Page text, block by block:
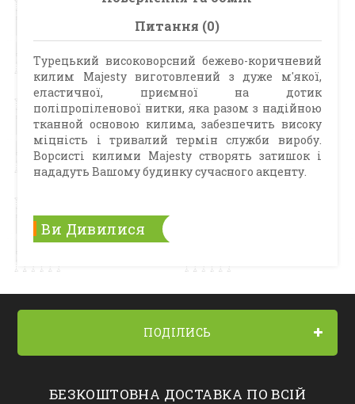
Питання (0)
Турецький високоворсний бежево-коричневий
килим Majesty виготовлений з дуже м'якої,
еластичної, приємної на дотик
поліпропіленової нитки, яка разом з надійною
тканной основою килима, забезпечить високу
міцність і тривалий термін служби виробу.
Ворсисті килими Majesty створять затишок і
нададуть Вашому будинку сучасного акценту.
Ви Дивилися
ПОДІЛИСЬ
БЕЗКОШТОВНА ДОСТАВКА ПО ВСІЙ